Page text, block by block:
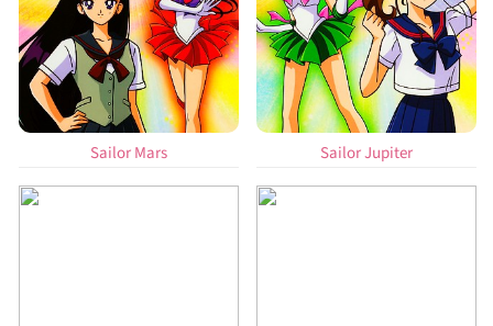
Sailor Mars Sailor Jupiter